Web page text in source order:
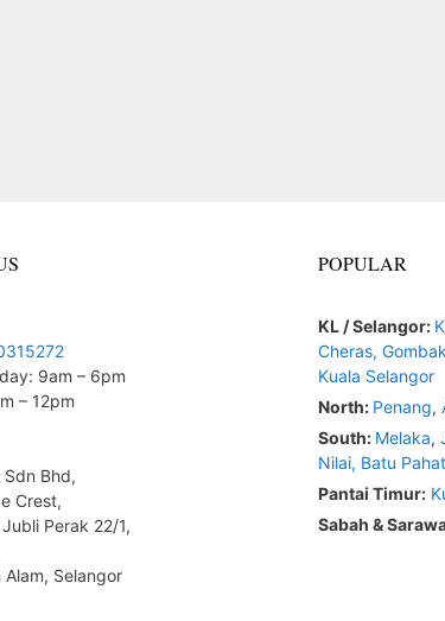
9am – 6pm
– 12pm
Bhd,
Crest,
Perak 22/1,
Selangor
POPULAR
KL / Selangor:
Cheras,
Kuala Selangor
North: Penang,
South: Melaka,
Nilai, Batu Pahat
Pantai Timur:
Sabah &